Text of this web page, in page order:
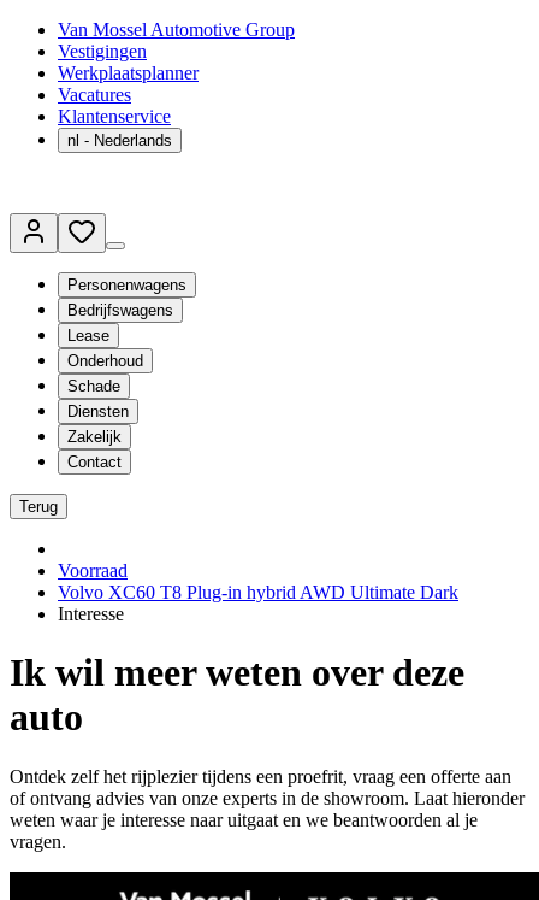
Van Mossel Automotive Group
Vestigingen
Werkplaatsplanner
Vacatures
Klantenservice
nl - Nederlands
Personenwagens
Bedrijfswagens
Lease
Onderhoud
Schade
Diensten
Zakelijk
Contact
Terug
Voorraad
Volvo XC60 T8 Plug-in hybrid AWD Ultimate Dark
Interesse
Ik wil meer weten over deze
auto
Ontdek zelf het rijplezier tijdens een proefrit, vraag een offerte aan
of ontvang advies van onze experts in de showroom. Laat hieronder
weten waar je interesse naar uitgaat en we beantwoorden al je
vragen.